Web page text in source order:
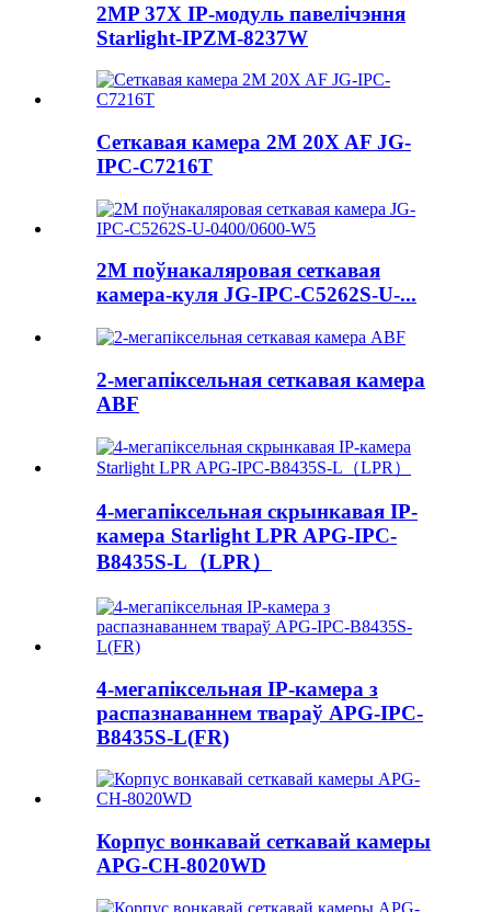
2MP 37X IP-модуль павелічэння
Starlight-IPZM-8237W
Сеткавая камера 2M 20X AF JG-
IPC-C7216T
2M поўнакаляровая сеткавая
камера-куля JG-IPC-C5262S-U-...
2-мегапіксельная сеткавая камера
ABF
4-мегапіксельная скрынкавая IP-
камера Starlight LPR APG-IPC-
B8435S-L（LPR）
4-мегапіксельная IP-камера з
распазнаваннем твараў APG-IPC-
B8435S-L(FR)
Корпус вонкавай сеткавай камеры
APG-CH-8020WD